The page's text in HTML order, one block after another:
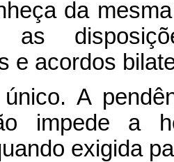
da
as
e acordos
único. A
impede a
exigida